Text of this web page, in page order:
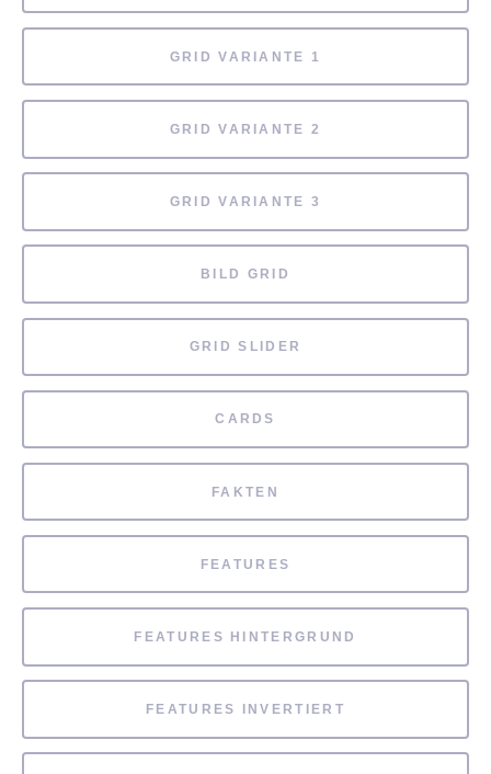
GRID VARIANTE 1
GRID VARIANTE 2
GRID VARIANTE 3
BILD GRID
GRID SLIDER
CARDS
FAKTEN
FEATURES
FEATURES HINTERGRUND
FEATURES INVERTIERT